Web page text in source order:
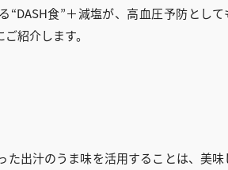
“DASH食”＋減塩が、高血圧予防として
紹介します。
た出汁のうま味を活用することは、美味